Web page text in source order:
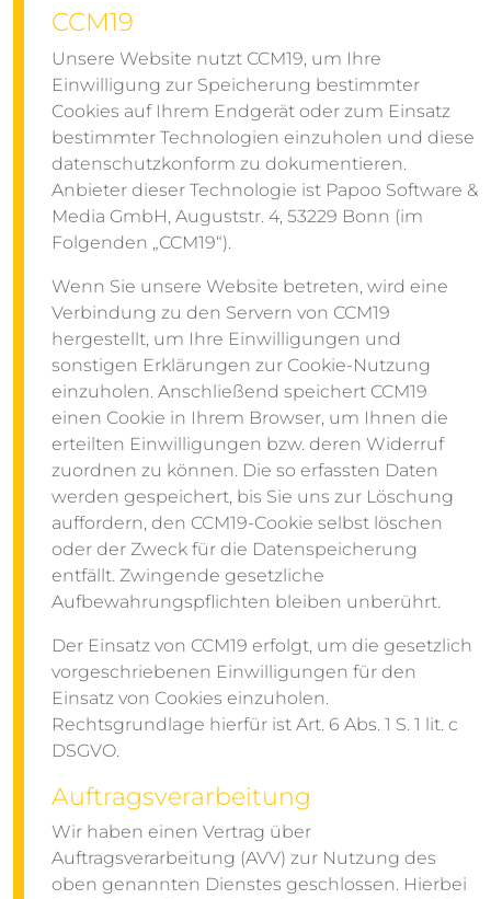
CCM19
Unsere Website nutzt CCM19, um Ihre
Einwilligung zur Speicherung bestimmter
Cookies auf Ihrem Endgerät oder zum Einsatz
bestimmter Technologien einzuholen und diese
datenschutzkonform zu dokumentieren.
Anbieter dieser Technologie ist Papoo Software &
Media GmbH, Auguststr. 4, 53229 Bonn (im
Folgenden „CCM19“).
Wenn Sie unsere Website betreten, wird eine
Verbindung zu den Servern von CCM19
hergestellt, um Ihre Einwilligungen und
sonstigen Erklärungen zur Cookie-Nutzung
einzuholen. Anschließend speichert CCM19
einen Cookie in Ihrem Browser, um Ihnen die
erteilten Einwilligungen bzw. deren Widerruf
zuordnen zu können. Die so erfassten Daten
werden gespeichert, bis Sie uns zur Löschung
auffordern, den CCM19-Cookie selbst löschen
oder der Zweck für die Datenspeicherung
entfällt. Zwingende gesetzliche
Aufbewahrungspflichten bleiben unberührt.
Der Einsatz von CCM19 erfolgt, um die gesetzlich
vorgeschriebenen Einwilligungen für den
Einsatz von Cookies einzuholen.
Rechtsgrundlage hierfür ist Art. 6 Abs. 1 S. 1 lit. c
DSGVO.
Auftragsverarbeitung
Wir haben einen Vertrag über
Auftragsverarbeitung (AVV) zur Nutzung des
oben genannten Dienstes geschlossen. Hierbei